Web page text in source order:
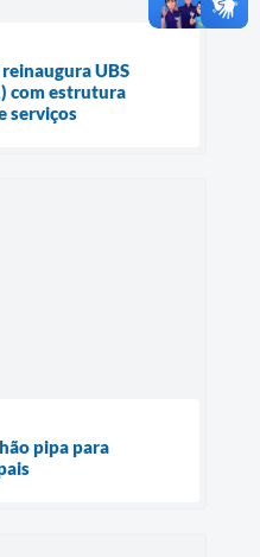
UBS
com estrutura
serviços
pipa para